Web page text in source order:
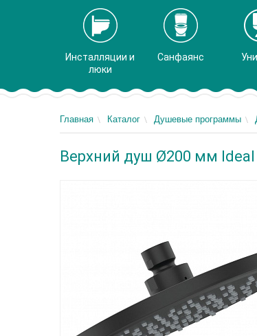
Инсталляции и
люки
Санфаянс
Главная Каталог Душевые программы
Верхний душ Ø200 мм Ideal